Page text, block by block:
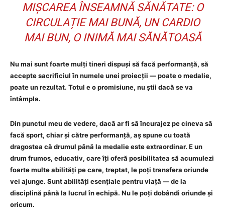
MIȘCAREA ÎNSEAMNĂ SĂNĂTATE: O
CIRCULAȚIE MAI BUNĂ, UN CARDIO
MAI BUN, O INIMĂ MAI SĂNĂTOASĂ
Nu mai sunt foarte mulți tineri dispuși să facă performanță, să
accepte sacrificiul în numele unei proiecții — poate o medalie,
poate un rezultat. Totul e o promisiune, nu știi dacă se va
întâmpla.
Din punctul meu de vedere, dacă ar fi să încurajez pe cineva să
facă sport, chiar și către performanță, aș spune cu toată
dragostea că drumul până la medalie este extraordinar. E un
drum frumos, educativ, care îți oferă posibilitatea să acumulezi
foarte multe abilități pe care, treptat, le poți transfera oriunde
vei ajunge. Sunt abilități esențiale pentru viață — de la
disciplină până la lucrul în echipă. Nu le poți dobândi oriunde și
oricum.